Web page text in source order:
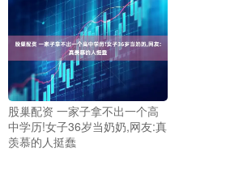
股巢配资 一家子拿不出一个高
中学历!女子36岁当奶奶,网友:真
羡慕的人挺蠢